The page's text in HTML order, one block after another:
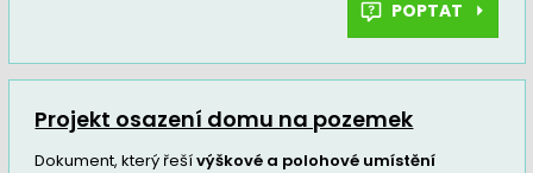
POPTAT
Projekt osazení domu na pozemek
Dokument, který řešívýškové a polohové umístění